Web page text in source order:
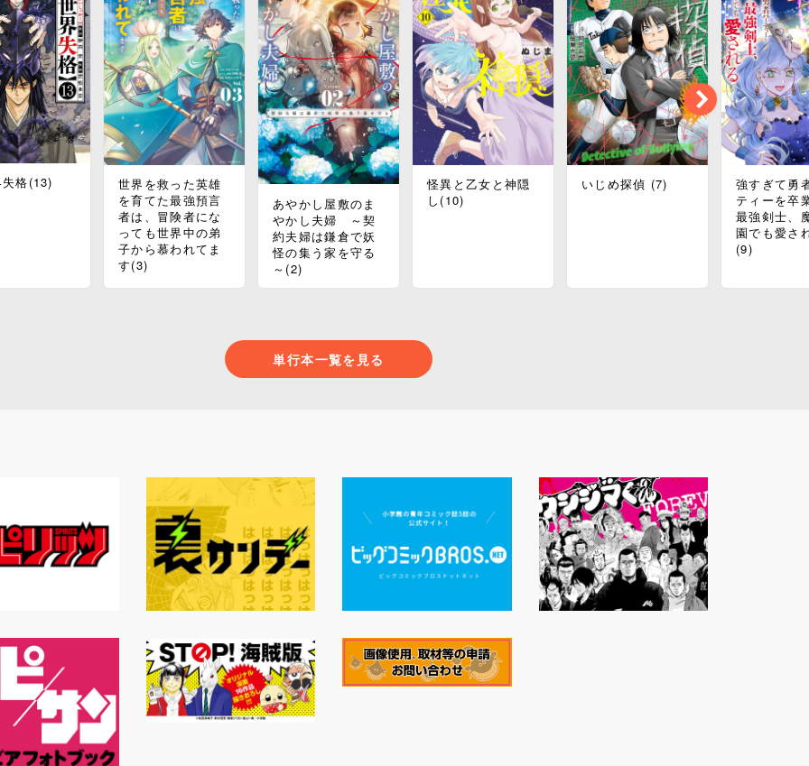
格(13)
世界を救った英雄
を育てた最強預言
者は、冒険者にな
っても世界中の弟
子から慕われてま
す(3)
あやかし屋敷のま
やかし夫婦 ～契
約夫婦は鎌倉で妖
怪の集う家を守る
～(2)
怪異と乙女と神隠
し(10)
いじめ探偵 (7)
強すぎて勇
ティーを卒
最強剣士、
園でも愛さ
(9)
単行本一覧を見る